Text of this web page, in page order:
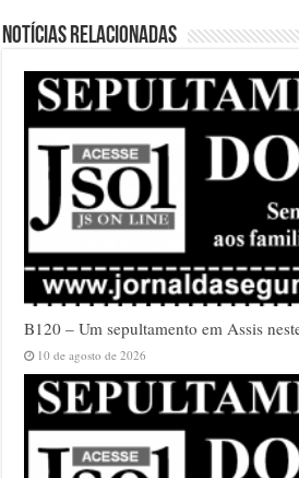
Notícias relacionadas
B120 – Um sepultamento em Assis
10 de agosto de 2026